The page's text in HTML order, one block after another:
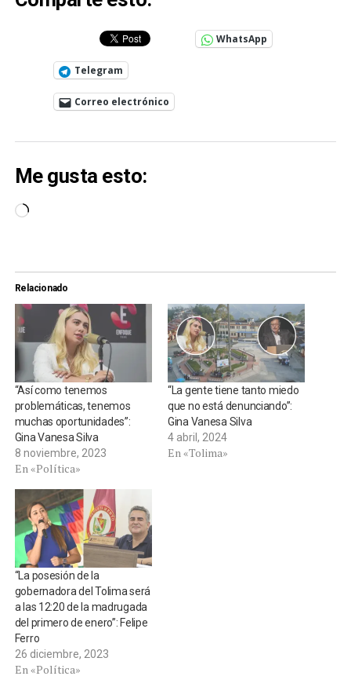
WhatsApp
Telegram
Correo electrónico
Me gusta esto:
Cargando...
Relacionado
“Así como tenemos
problemáticas, tenemos
muchas oportunidades”:
Gina Vanesa Silva
8 noviembre, 2023
En «Política»
“La gente tiene tanto miedo
que no está denunciando”:
Gina Vanesa Silva
4 abril, 2024
En «Tolima»
“La posesión de la
gobernadora del Tolima será
a las 12:20 de la madrugada
del primero de enero”: Felipe
Ferro
26 diciembre, 2023
En «Política»